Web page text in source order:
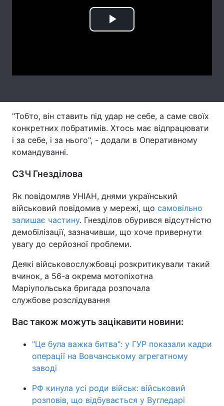
Play
"Тобто, він ставить під удар не себе, а саме своїх
конкретних побратимів. Хтось має відпрацювати
і за себе, і за нього", - додали в Оперативному
командуванні.
СЗЧ Гнезділова
Як повідомляв УНІАН, днями український
військовий повідомив у мережі, що самовільно
залишає частину. Гнезділов обурився відсутністю
демобілізації, зазначивши, що хоче привернути
увагу до серйозної проблеми.
Деякі військовослужбовці розкритикували такий
вчинок, а 56-а окрема мотопіхотна
Маріупольська бригада розпочала
службове розслідування
Вас також можуть зацікавити новини:
"Це була важка битва": у ГУР показали кадри
операції на Вовчанському агрегатному
заводі
РФ кинула усі роди військ: військовий
розповів, що відбувається у Вугледарі